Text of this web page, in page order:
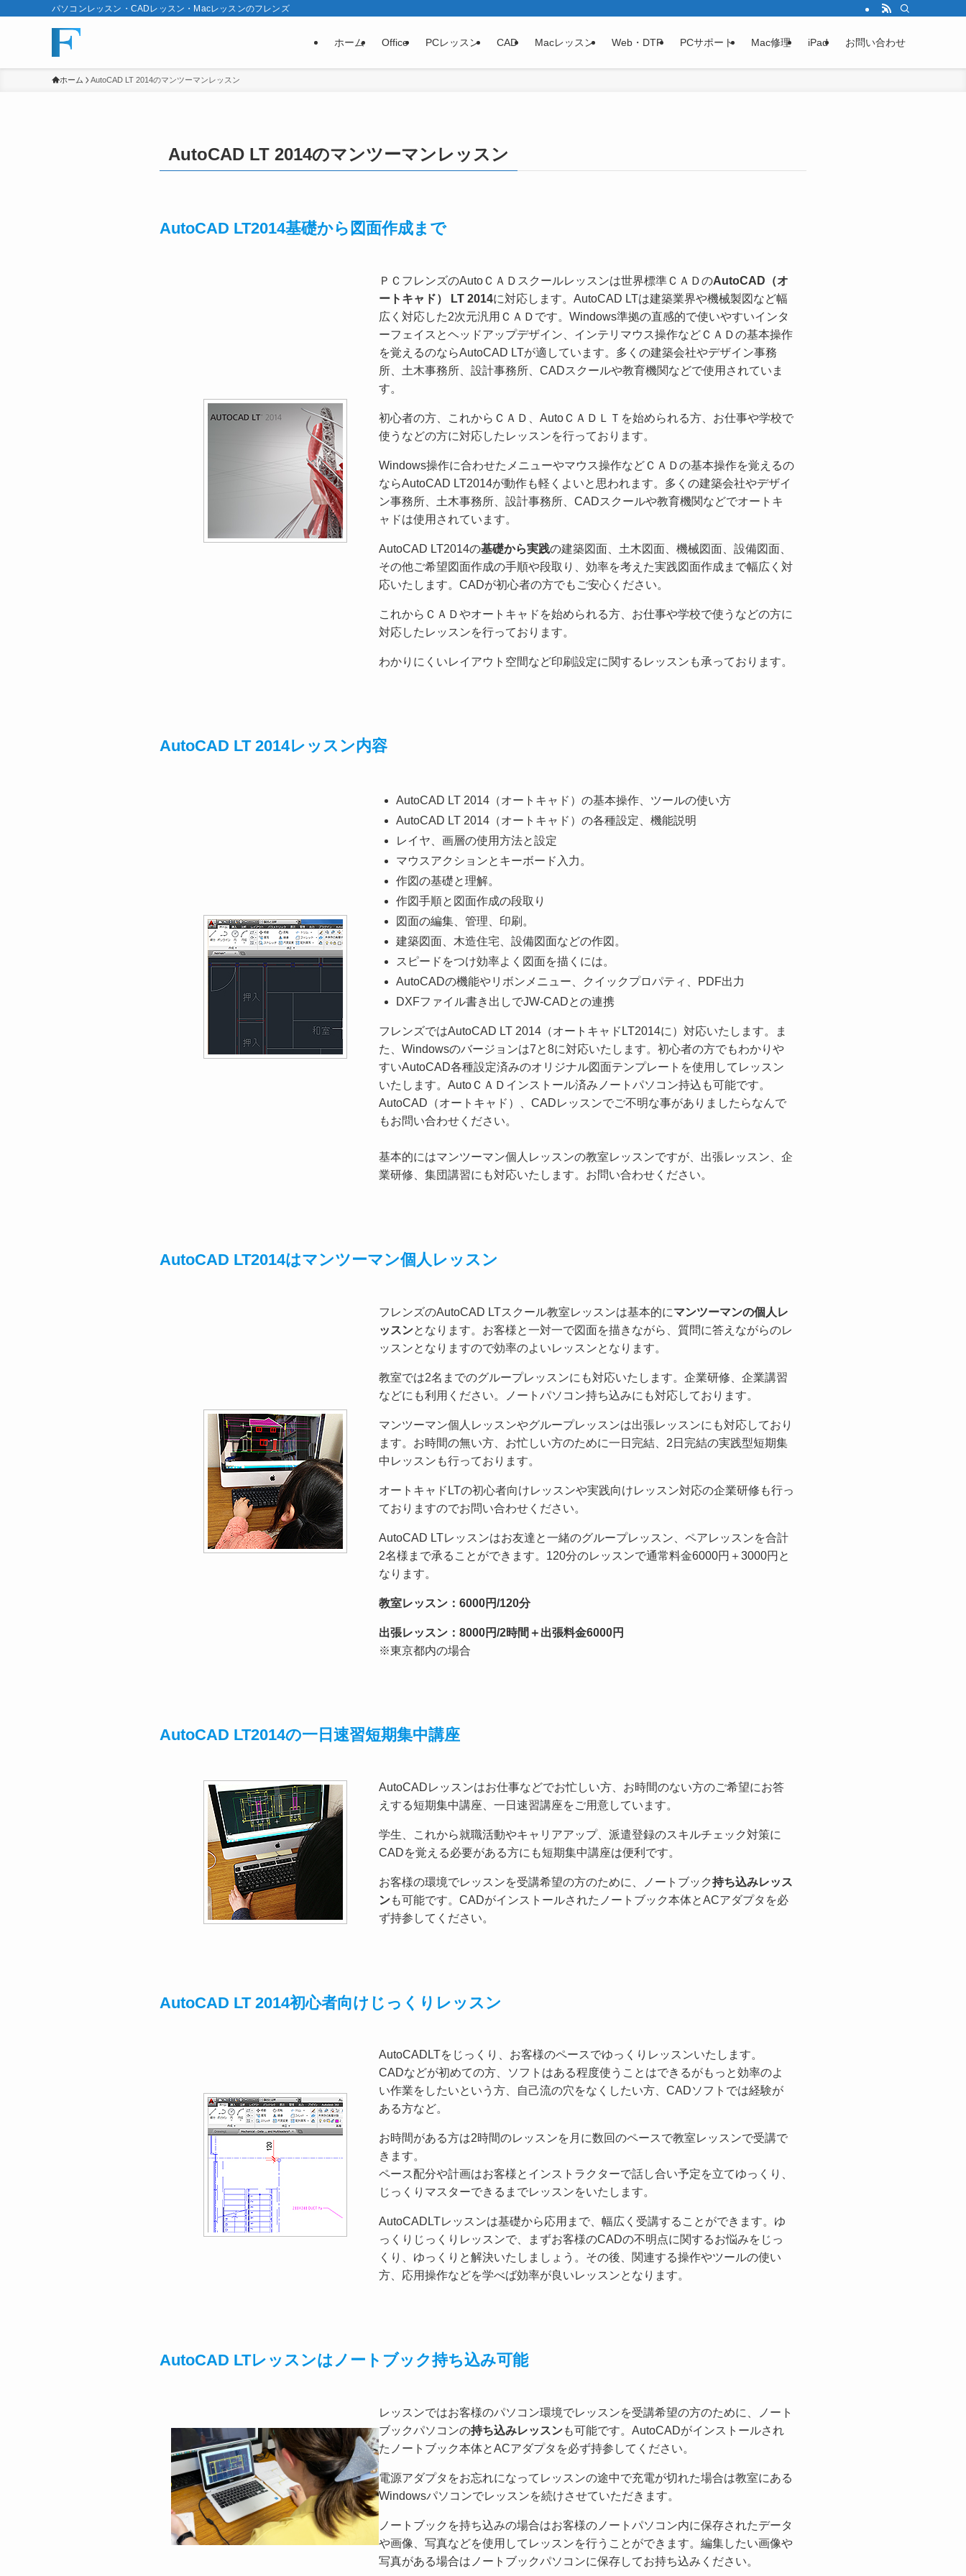
パソコンレッスン・CADレッスン・Macレッスンのフレンズ
ホーム Office PCレッスン CAD Macレッスン Web・DTP PCサポート Mac修理 iPad お問い合わせ
ホーム AutoCAD LT 2014のマンツーマンレッスン
AutoCAD LT 2014のマンツーマンレッスン
AutoCAD LT2014基礎から図面作成まで
ＰＣフレンズのAutoＣＡＤスクールレッスンは世界標準ＣＡＤのAutoCAD（オ
ートキャド） LT 2014に対応します。AutoCAD LTは建築業界や機械製図など幅
広く対応した2次元汎用ＣＡＤです。Windows準拠の直感的で使いやすいインタ
ーフェイスとヘッドアップデザイン、インテリマウス操作などＣＡＤの基本操作
を覚えるのならAutoCAD LTが適しています。多くの建築会社やデザイン事務
所、土木事務所、設計事務所、CADスクールや教育機関などで使用されていま
す。
初心者の方、これからＣＡＤ、AutoＣＡＤＬＴを始められる方、お仕事や学校で
使うなどの方に対応したレッスンを行っております。
Windows操作に合わせたメニューやマウス操作などＣＡＤの基本操作を覚えるの
ならAutoCAD LT2014が動作も軽くよいと思われます。多くの建築会社やデザイ
ン事務所、土木事務所、設計事務所、CADスクールや教育機関などでオートキ
ャドは使用されています。
AutoCAD LT2014の基礎から実践の建築図面、土木図面、機械図面、設備図面、
その他ご希望図面作成の手順や段取り、効率を考えた実践図面作成まで幅広く対
応いたします。CADが初心者の方でもご安心ください。
これからＣＡＤやオートキャドを始められる方、お仕事や学校で使うなどの方に
対応したレッスンを行っております。
わかりにくいレイアウト空間など印刷設定に関するレッスンも承っております。
AutoCAD LT 2014レッスン内容
AutoCAD LT 2014（オートキャド）の基本操作、ツールの使い方
AutoCAD LT 2014（オートキャド）の各種設定、機能説明
レイヤ、画層の使用方法と設定
マウスアクションとキーボード入力。
作図の基礎と理解。
作図手順と図面作成の段取り
図面の編集、管理、印刷。
建築図面、木造住宅、設備図面などの作図。
スピードをつけ効率よく図面を描くには。
AutoCADの機能やリボンメニュー、クイックプロパティ、PDF出力
DXFファイル書き出しでJW-CADとの連携
フレンズではAutoCAD LT 2014（オートキャドLT2014に）対応いたします。ま
た、Windowsのバージョンは7と8に対応いたします。初心者の方でもわかりや
すいAutoCAD各種設定済みのオリジナル図面テンプレートを使用してレッスン
いたします。AutoＣＡＤインストール済みノートパソコン持込も可能です。
AutoCAD（オートキャド）、CADレッスンでご不明な事がありましたらなんで
もお問い合わせください。
基本的にはマンツーマン個人レッスンの教室レッスンですが、出張レッスン、企
業研修、集団講習にも対応いたします。お問い合わせください。
AutoCAD LT2014はマンツーマン個人レッスン
フレンズのAutoCAD LTスクール教室レッスンは基本的にマンツーマンの個人レ
ッスンとなります。お客様と一対一で図面を描きながら、質問に答えながらのレ
ッスンとなりますので効率のよいレッスンとなります。
教室では2名までのグループレッスンにも対応いたします。企業研修、企業講習
などにも利用ください。ノートパソコン持ち込みにも対応しております。
マンツーマン個人レッスンやグループレッスンは出張レッスンにも対応しており
ます。お時間の無い方、お忙しい方のために一日完結、2日完結の実践型短期集
中レッスンも行っております。
オートキャドLTの初心者向けレッスンや実践向けレッスン対応の企業研修も行っ
ておりますのでお問い合わせください。
AutoCAD LTレッスンはお友達と一緒のグループレッスン、ペアレッスンを合計
2名様まで承ることができます。120分のレッスンで通常料金6000円＋3000円と
なります。
教室レッスン：6000円/120分
出張レッスン：8000円/2時間＋出張料金6000円
※東京都内の場合
AutoCAD LT2014の一日速習短期集中講座
AutoCADレッスンはお仕事などでお忙しい方、お時間のない方のご希望にお答
えする短期集中講座、一日速習講座をご用意しています。
学生、これから就職活動やキャリアアップ、派遣登録のスキルチェック対策に
CADを覚える必要がある方にも短期集中講座は便利です。
お客様の環境でレッスンを受講希望の方のために、ノートブック持ち込みレッス
ンも可能です。CADがインストールされたノートブック本体とACアダプタを必
ず持参してください。
AutoCAD LT 2014初心者向けじっくりレッスン
AutoCADLTをじっくり、お客様のペースでゆっくりレッスンいたします。
CADなどが初めての方、ソフトはある程度使うことはできるがもっと効率のよ
い作業をしたいという方、自己流の穴をなくしたい方、CADソフトでは経験が
ある方など。
お時間がある方は2時間のレッスンを月に数回のペースで教室レッスンで受講で
きます。
ペース配分や計画はお客様とインストラクターで話し合い予定を立てゆっくり、
じっくりマスターできるまでレッスンをいたします。
AutoCADLTレッスンは基礎から応用まで、幅広く受講することができます。ゆ
っくりじっくりレッスンで、まずお客様のCADの不明点に関するお悩みをじっ
くり、ゆっくりと解決いたしましょう。その後、関連する操作やツールの使い
方、応用操作などを学べば効率が良いレッスンとなります。
AutoCAD LTレッスンはノートブック持ち込み可能
レッスンではお客様のパソコン環境でレッスンを受講希望の方のために、ノート
ブックパソコンの持ち込みレッスンも可能です。AutoCADがインストールされ
たノートブック本体とACアダプタを必ず持参してください。
電源アダプタをお忘れになってレッスンの途中で充電が切れた場合は教室にある
Windowsパソコンでレッスンを続けさせていただきます。
ノートブックを持ち込みの場合はお客様のノートパソコン内に保存されたデータ
や画像、写真などを使用してレッスンを行うことができます。編集したい画像や
写真がある場合はノートブックパソコンに保存してお持ち込みください。